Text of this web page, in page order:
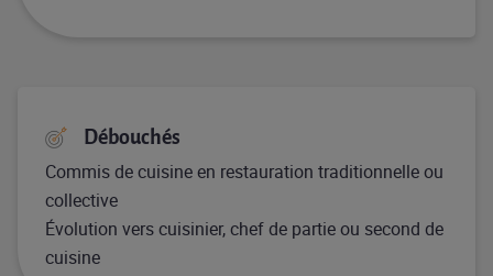
Débouchés
Commis de cuisine en restauration traditionnelle ou
collective
Évolution vers cuisinier, chef de partie ou second de
cuisine